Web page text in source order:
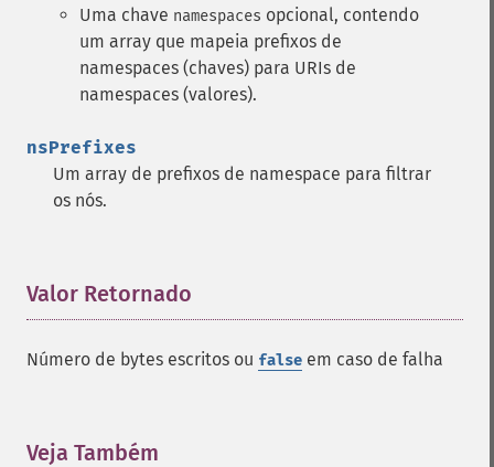
Uma chave namespaces opcional, contendo
um array que mapeia prefixos de
namespaces (chaves) para URIs de
namespaces (valores).
nsPrefixes
Um array de prefixos de namespace para filtrar
os nós.
Valor Retornado
Número de bytes escritos ou false em caso de falha
Veja Também